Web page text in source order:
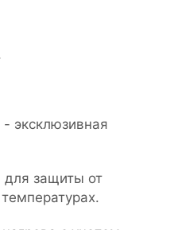
эксклюзивная
защиты от